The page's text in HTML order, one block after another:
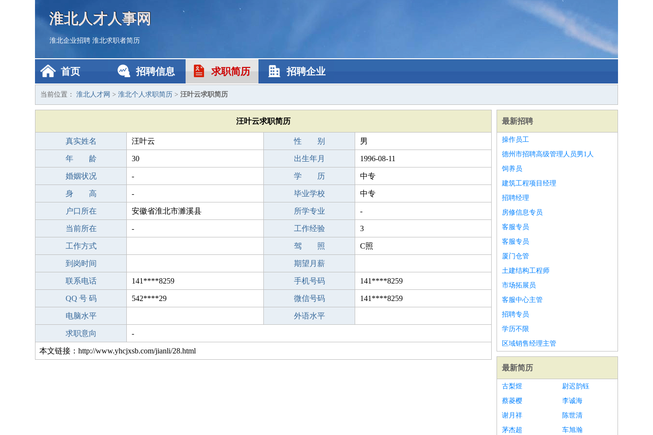
淮北人才人事网
淮北企业招聘 淮北求职者简历
首页 招聘信息 求职简历 招聘企业
当前位置： 淮北人才网 > 淮北个人求职简历 > 汪叶云求职简历
汪叶云求职简历
真实姓名 汪叶云 性 别 男
年 龄 30 出生年月 1996-08-11
婚姻状况 - 学 历 中专
身 高 - 毕业学校 中专
户口所在 安徽省淮北市濉溪县 所学专业 -
当前所在 - 工作经验 3
工作方式 驾 照 C照
到岗时间 期望月薪
联系电话 141****8259 手机号码 141****8259
QQ 号 码 542****29 微信号码 141****8259
电脑水平 外语水平
求职意向 -
本文链接：http://www.yhcjxsb.com/jianli/28.html
最新招聘
操作员工
德州市招聘高级管理人员男1人
饲养员
建筑工程项目经理
招聘经理
房修信息专员
客服专员
客服专员
厦门仓管
土建结构工程师
市场拓展员
客服中心主管
招聘专员
学历不限
区域销售经理主管
最新简历
古梨煜
尉迟韵钰
蔡菱樱
李诚海
谢月祥
陈世清
茅杰超
车旭瀚